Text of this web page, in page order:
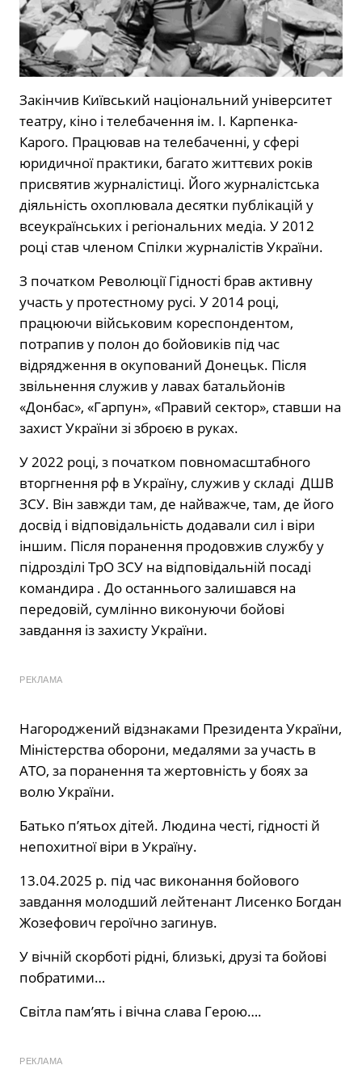
Закінчив Київський національний університет
театру, кіно і телебачення ім. І. Карпенка-
Карого. Працював на телебаченні, у сфері
юридичної практики, багато життєвих років
присвятив журналістиці. Його журналістська
діяльність охоплювала десятки публікацій у
всеукраїнських і регіональних медіа. У 2012
році став членом Спілки журналістів України.
З початком Революції Гідності брав активну
участь у протестному русі. У 2014 році,
працюючи військовим кореспондентом,
потрапив у полон до бойовиків під час
відрядження в окупований Донецьк. Після
звільнення служив у лавах батальйонів
«Донбас», «Гарпун», «Правий сектор», ставши на
захист України зі зброєю в руках.
У 2022 році, з початком повномасштабного
вторгнення рф в Україну, служив у складі ДШВ
ЗСУ. Він завжди там, де найважче, там, де його
досвід і відповідальність додавали сил і віри
іншим. Після поранення продовжив службу у
підрозділі ТрО ЗСУ на відповідальній посаді
командира . До останнього залишався на
передовій, сумлінно виконуючи бойові
завдання із захисту України.
РЕКЛАМА
Нагороджений відзнаками Президента України,
Міністерства оборони, медалями за участь в
АТО, за поранення та жертовність у боях за
волю України.
Батько п’ятьох дітей. Людина честі, гідності й
непохитної віри в Україну.
13.04.2025 р. під час виконання бойового
завдання молодший лейтенант Лисенко Богдан
Жозефович героїчно загинув.
У вічній скорботі рідні, близькі, друзі та бойові
побратими…
Світла пам’ять і вічна слава Герою….
РЕКЛАМА